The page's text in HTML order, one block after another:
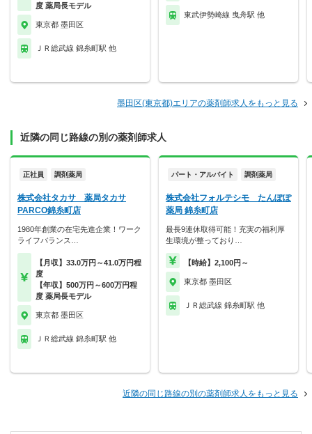
度 薬局長モデル
東京都 墨田区
ＪＲ総武線 錦糸町駅 他
東武伊勢崎線 曳舟駅 他
墨田区(東京都)エリアの薬剤師求人をもっと見る
近隣の同じ路線の別の薬剤師求人
正社員 調剤薬局
株式会社タカサ 薬局タカサ
PARCO錦糸町店
1980年創業の在宅先進企業！ワーク
ライフバランス…
【月収】33.0万円～41.0万円程
度
【年収】500万円～600万円程
度 薬局長モデル
東京都 墨田区
ＪＲ総武線 錦糸町駅 他
パート・アルバイト 調剤薬局
株式会社フォルテシモ たんぽぽ
薬局 錦糸町店
最長9連休取得可能！充実の福利厚
生環境が整っており…
【時給】2,100円～
東京都 墨田区
ＪＲ総武線 錦糸町駅 他
近隣の同じ路線の別の薬剤師求人をもっと見る